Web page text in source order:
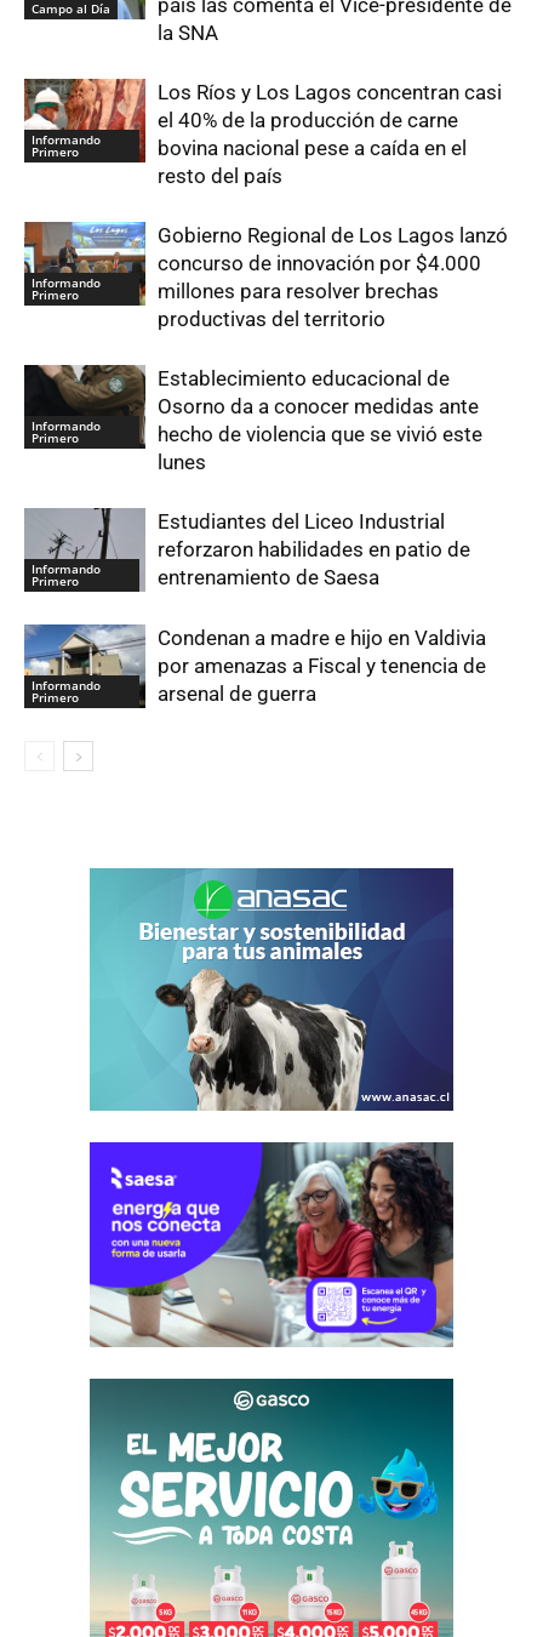
Campo al Día
país las comenta el Vice-presidente de
la SNA
Informando
Primero
Los Ríos y Los Lagos concentran casi
el 40% de la producción de carne
bovina nacional pese a caída en el
resto del país
Informando
Primero
Gobierno Regional de Los Lagos lanzó
concurso de innovación por $4.000
millones para resolver brechas
productivas del territorio
Informando
Primero
Establecimiento educacional de
Osorno da a conocer medidas ante
hecho de violencia que se vivió este
lunes
Informando
Primero
Estudiantes del Liceo Industrial
reforzaron habilidades en patio de
entrenamiento de Saesa
Informando
Primero
Condenan a madre e hijo en Valdivia
por amenazas a Fiscal y tenencia de
arsenal de guerra